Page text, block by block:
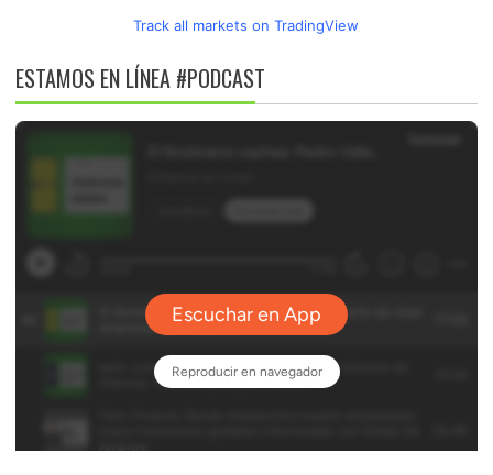
Track all markets on TradingView
ESTAMOS EN LÍNEA #PODCAST